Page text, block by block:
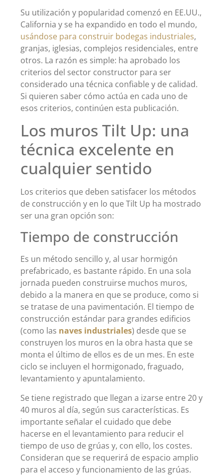
Su utilización y popularidad comenzó en EE.UU.,
California y se ha expandido en todo el mundo,
usándose para construir bodegas industriales,
granjas, iglesias, complejos residenciales, entre
otros. La razón es simple: ha aprobado los
criterios del sector constructor para ser
considerado una técnica confiable y de calidad.
Si quieren saber cómo actúa en cada uno de
esos criterios, continúen esta publicación.
Los muros Tilt Up: una
técnica excelente en
cualquier sentido
Los criterios que deben satisfacer los métodos
de construcción y en lo que Tilt Up ha mostrado
ser una gran opción son:
Tiempo de construcción
Es un método sencillo y, al usar hormigón
prefabricado, es bastante rápido. En una sola
jornada pueden construirse muchos muros,
debido a la manera en que se produce, como si
se tratase de una pavimentación. El tiempo de
construcción estándar para grandes edificios
(como las naves industriales) desde que se
construyen los muros en la obra hasta que se
monta el último de ellos es de un mes. En este
ciclo se incluyen el hormigonado, fraguado,
levantamiento y apuntalamiento.
Se tiene registrado que llegan a izarse entre 20 y
40 muros al día, según sus características. Es
importante señalar el cuidado que debe
hacerse en el levantamiento para reducir el
tiempo de uso de grúas y, con ello, los costes.
Consideran que se requerirá de espacio amplio
para el acceso y funcionamiento de las grúas.